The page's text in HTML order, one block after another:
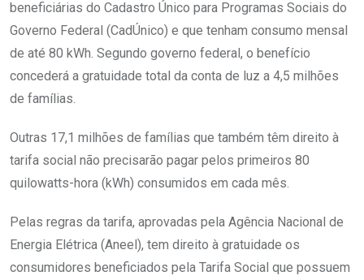
beneficiárias do Cadastro Único para Programas Sociais do
Governo Federal (CadÚnico) e que tenham consumo mensal
de até 80 kWh. Segundo governo federal, o benefício
concederá a gratuidade total da conta de luz a 4,5 milhões
de famílias.
Outras 17,1 milhões de famílias que também têm direito à
tarifa social não precisarão pagar pelos primeiros 80
quilowatts-hora (kWh) consumidos em cada mês.
Pelas regras da tarifa, aprovadas pela Agência Nacional de
Energia Elétrica (Aneel), tem direito à gratuidade os
consumidores beneficiados pela Tarifa Social que possuem